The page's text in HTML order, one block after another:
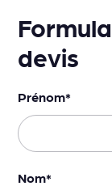
devis
Prénom*
Nom*